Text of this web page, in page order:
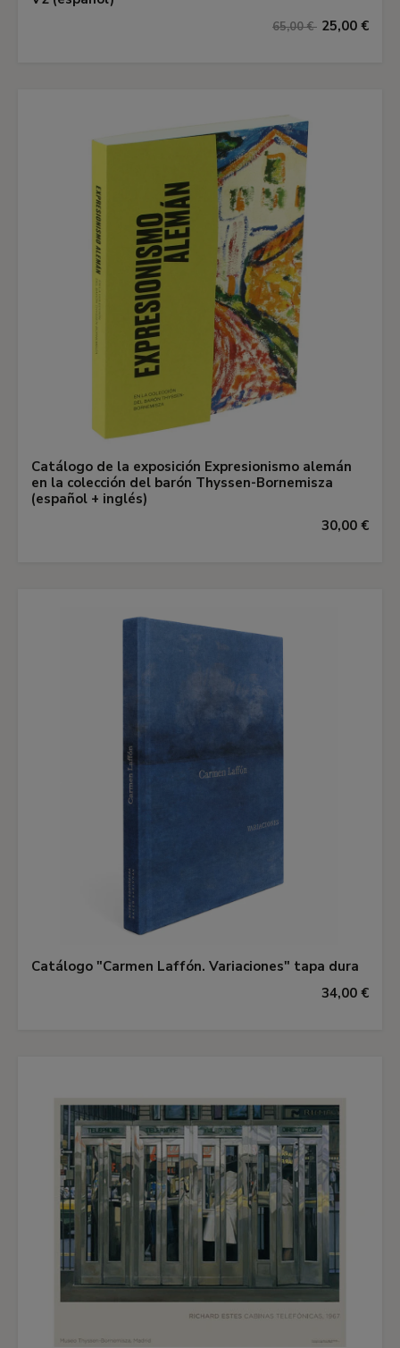
65,00 € 25,00 €
Catálogo de la exposición Expresionismo alemán
en la colección del barón Thyssen-Bornemisza
(español + inglés)
30,00 €
Catálogo "Carmen Laffón. Variaciones" tapa dura
34,00 €